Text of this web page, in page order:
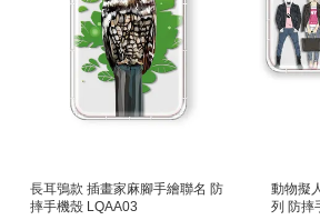
長耳鴞款 插畫家麻腳手繪聯名 防
摔手機殼 LQAA03
動物擬
列 防摔